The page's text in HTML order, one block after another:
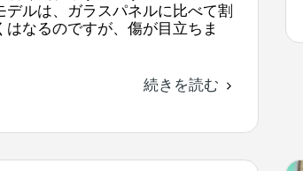
デルは、ガラスパネルに比べて割
はなるのですが、傷が目立ちま
続きを読む